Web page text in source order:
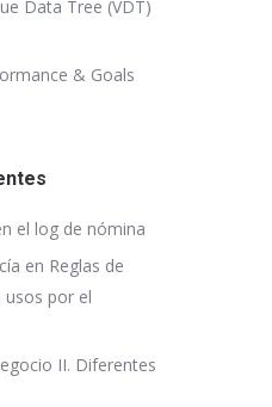
Data Tree (VDT)
& Goals
el log de nómina
en Reglas de
usos por el
II. Diferentes